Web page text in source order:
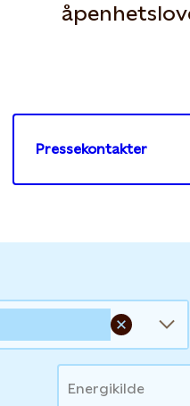
Pressekontakter
Energikilde